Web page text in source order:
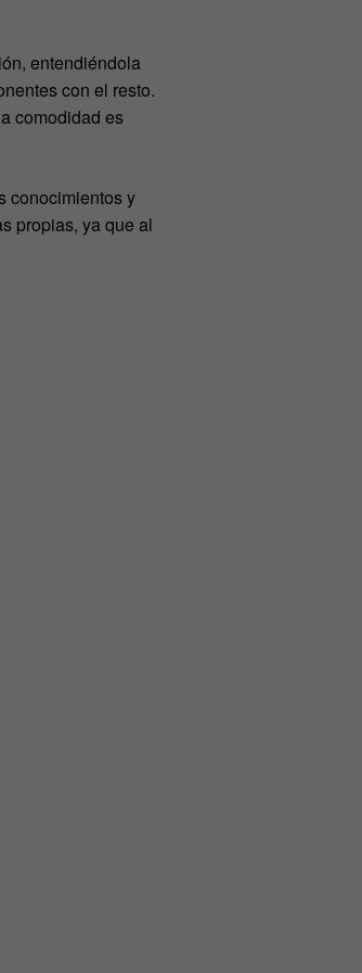
entendiéndola
con el resto.
comodidad es
conocimientos y
propias, ya que al